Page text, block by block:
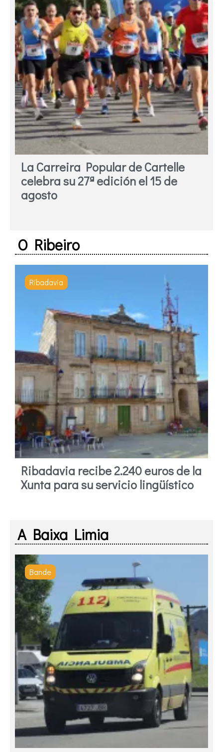
La Carreira Popular de Cartelle
celebra su 27ª edición el 15 de
agosto
O Ribeiro
Ribadavia
Ribadavia recibe 2.240 euros de la
Xunta para su servicio lingüístico
A Baixa Limia
Bande